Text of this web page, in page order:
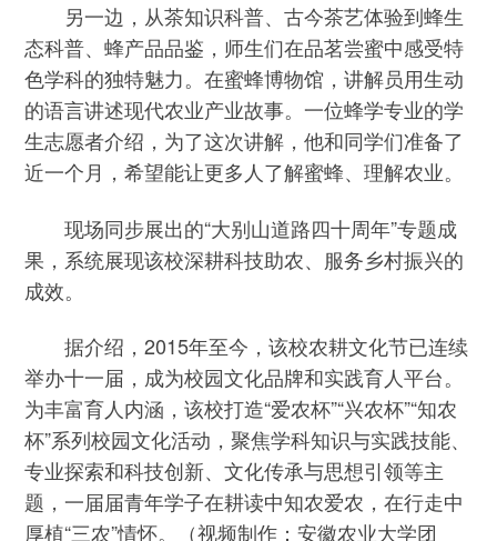
另一边，从茶知识科普、古今茶艺体验到蜂生
态科普、蜂产品品鉴，师生们在品茗尝蜜中感受特
色学科的独特魅力。在蜜蜂博物馆，讲解员用生动
的语言讲述现代农业产业故事。一位蜂学专业的学
生志愿者介绍，为了这次讲解，他和同学们准备了
近一个月，希望能让更多人了解蜜蜂、理解农业。
现场同步展出的“大别山道路四十周年”专题成
果，系统展现该校深耕科技助农、服务乡村振兴的
成效。
据介绍，2015年至今，该校农耕文化节已连续
举办十一届，成为校园文化品牌和实践育人平台。
为丰富育人内涵，该校打造“爱农杯”“兴农杯”“知农
杯”系列校园文化活动，聚焦学科知识与实践技能、
专业探索和科技创新、文化传承与思想引领等主
题，一届届青年学子在耕读中知农爱农，在行走中
厚植“三农”情怀。（视频制作：安徽农业大学团